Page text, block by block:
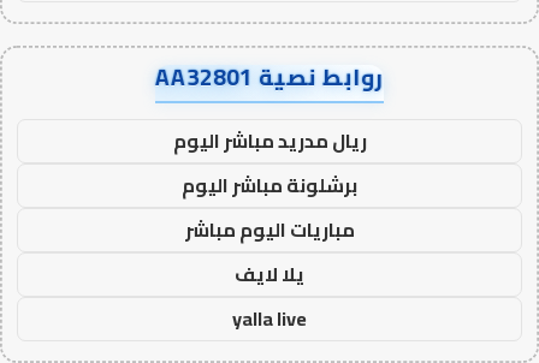
روابط نصية AA32801
ريال مدريد مباشر اليوم
برشلونة مباشر اليوم
مباريات اليوم مباشر
يلا لايف
yalla live